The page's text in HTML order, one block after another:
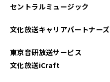
セントラルミュージック
文化放送キャリアパートナーズ
東京音研放送サービス
文化放送iCraft